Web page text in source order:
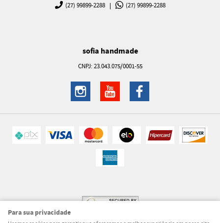
(27) 99899-2288 (27) 99899-2288
sofia handmade
CNPJ: 23.043.075/0001-55
Para sua privacidade